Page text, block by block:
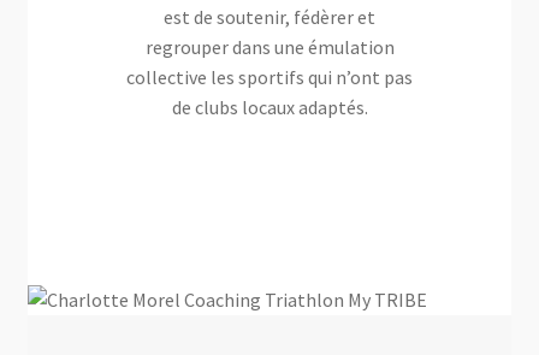
est de soutenir, fédèrer et
regrouper dans une émulation
collective les sportifs qui n’ont pas
de clubs locaux adaptés.